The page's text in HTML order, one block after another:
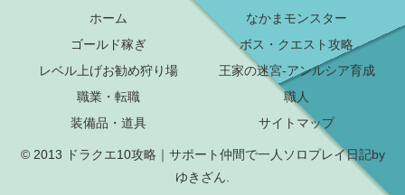
ホーム
なかまモンスター
ゴールド稼ぎ
ボス・クエスト攻略
レベル上げお勧め狩り場
王家の迷宮-アンルシア育成
職業・転職
職人
装備品・道具
サイトマップ
© 2013 ドラクエ10攻略｜サポート仲間で一人ソロプレイ日記by
ゆきざん.